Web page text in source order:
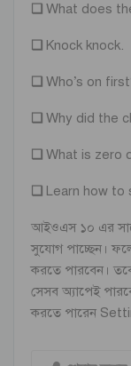
❏ What does
❏ Knock knock.
❏ Who’s on
❏ Why did the
❏ What is zero
❏ Learn how to
আইওএস ১০ এর
সুযোগ পাচ্ছেন।
করতে পারবেন।
সেসব অ্যাপেই
করতে পারেন